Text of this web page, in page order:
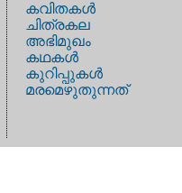
കവിതകള്‍
ചിത്രകല
അഭിമുഖം
കഥകള്‍
കുറിപ്പുകള്‍
മരമെഴുതുന്നത്